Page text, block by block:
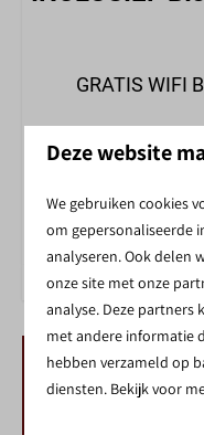
GRATIS WIFI
ZWEMMEN
Deze website
We gebruiken cookies
om gepersonaliseerde
analyseren. Ook delen
onze site met onze
analyse. Deze partners
met andere informatie
hebben verzameld op
diensten. Bekijk voor